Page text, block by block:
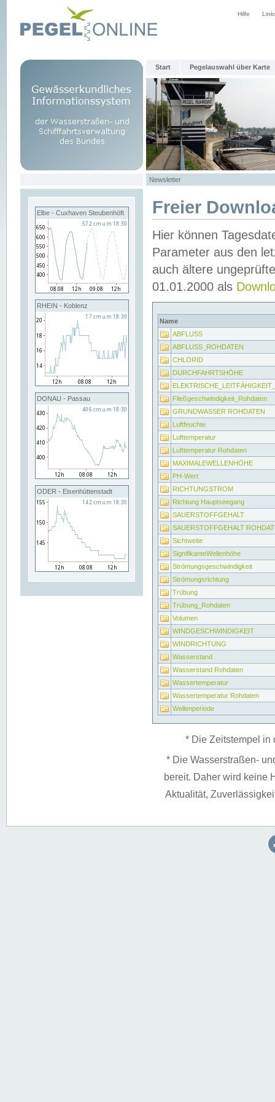
Hilfe
Start Pegelauswahl über Karte
Newsletter
Elbe - Cuxhaven Steubenhöft
RHEIN - Koblenz
DONAU - Passau
ODER - Eisenhüttenstadt
Freier
Hier können
Parameter aus den
auch ältere
01.01.2000 als
Name
ABFLUSS
ABFLUSS_ROHDATEN
CHLORID
DURCHFAHRTSHÖHE
Fließgeschwindigkeit_Rohdaten
GRUNDWASSER ROHDATEN
Luftfeuchte
Lufttemperatur
Lufttemperatur Rohdaten
MAXIMALEWELLENHÖHE
PH-Wert
RICHTUNGSTROM
Richtung Hauptseegang
SAUERSTOFFGEHALT
SAUERSTOFFGEHALT
Sichtweite
SignifikanteWellenhöhe
Strömungsgeschwindigkeit
Strömungsrichtung
Trübung
Trübung_Rohdaten
Volumen
WINDGESCHWINDIGKEIT
WINDRICHTUNG
Wasserstand
Wasserstand Rohdaten
Wassertemperatur
Wassertemperatur Rohdaten
Wellenperiode
* Die Zeitstempel in
* Die Wasserstraßen-
bereit. Daher wird keine
Aktualität,